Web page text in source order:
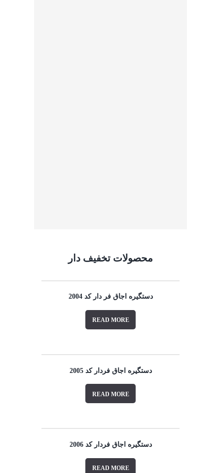
محصولات تخفیف دار
دستگیره اجاق فر دار کد 2004
READ MORE
دستگیره اجاق فردار کد 2005
READ MORE
دستگیره اجاق فردار کد 2006
READ MORE